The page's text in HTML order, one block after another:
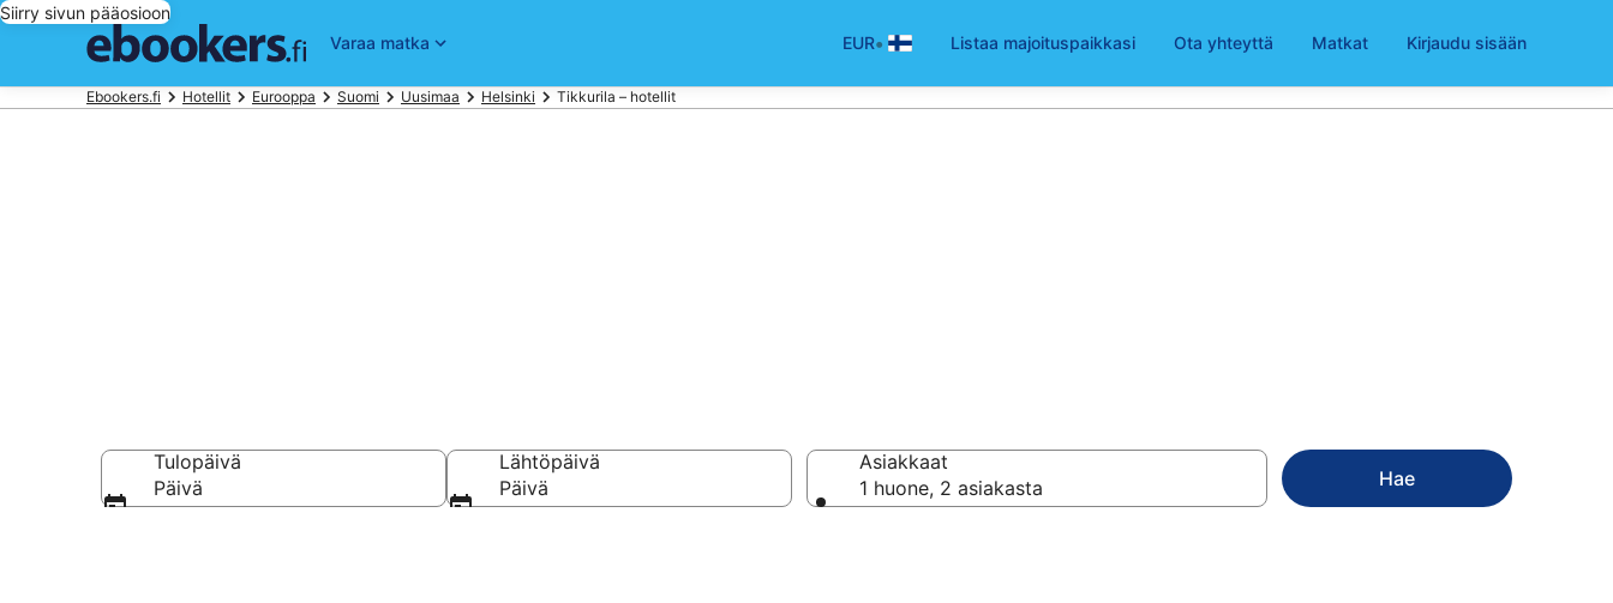
Siirry sivun pääosioon
Varaa matka
EUR• Listaa majoituspaikkasi Ota yhteyttä Matkat Kirjaudu sisään
Ebookers.fi Hotellit Eurooppa Suomi Uusimaa Helsinki Tikkurila – hotellit
Tulopäivä
Päivä
Lähtöpäivä
Päivä
Asiakkaat
1 huone, 2 asiakasta
Hae